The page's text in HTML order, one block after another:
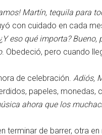
Martín, tequila para
con cuidado en cada
eso qué importa? Bueno,
. Obedeció, pero cuando
de celebración. Adiós,
papeles, monedas,
ahora que los
terminar de barrer, otra